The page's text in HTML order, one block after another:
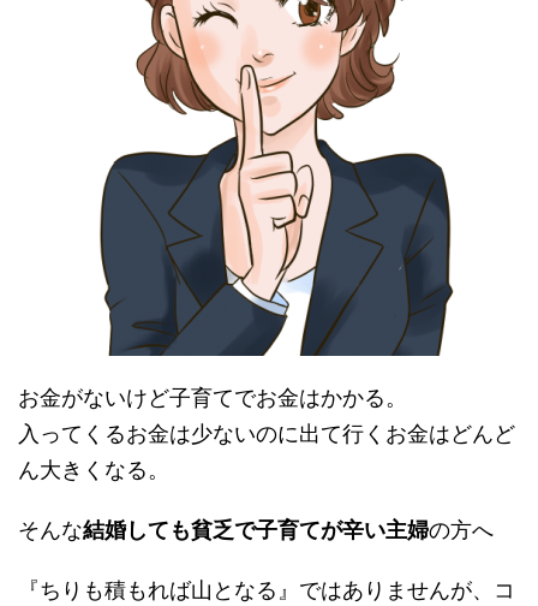
お金がないけど子育てでお金はかかる。
入ってくるお金は少ないのに出て行くお金はどんど
ん大きくなる。
そんな結婚しても貧乏で子育てが辛い主婦の方へ
『ちりも積もれば山となる』ではありませんが、コ